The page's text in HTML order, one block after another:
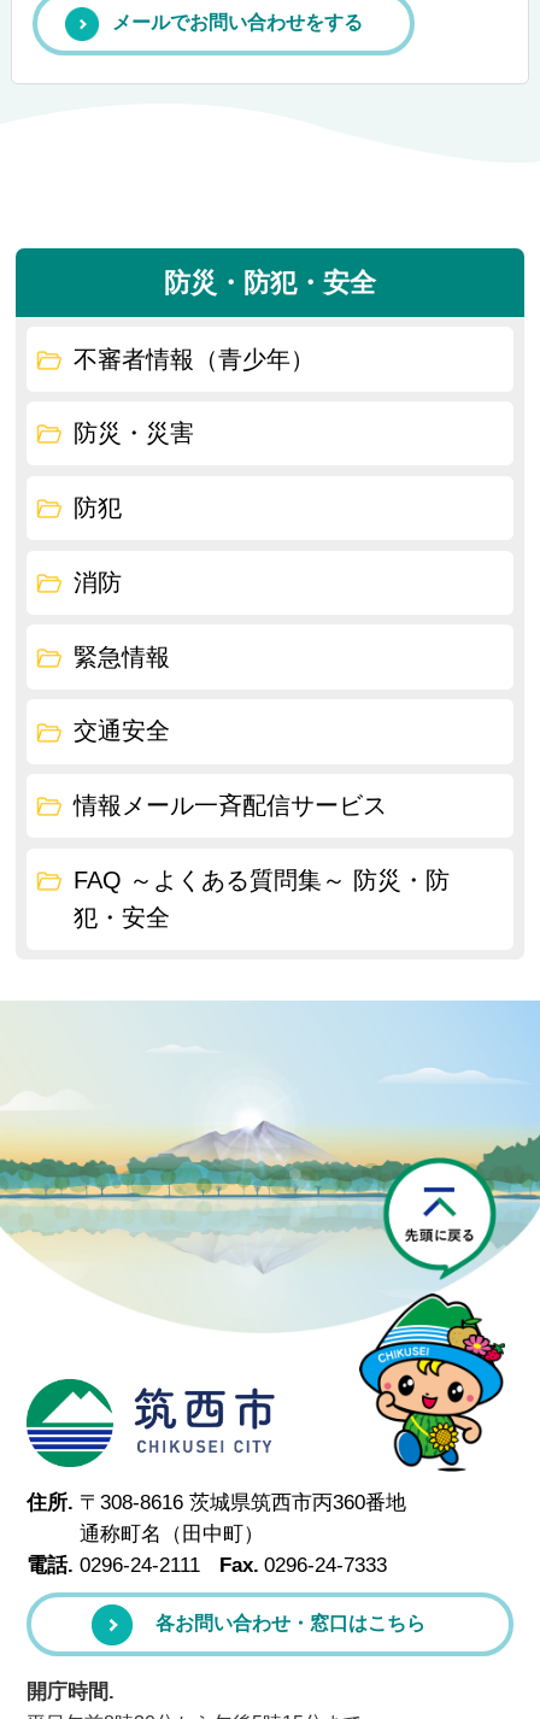
メールでお問い合わせをする
防災・防犯・安全
不審者情報（青少年）
防災・災害
防犯
消防
緊急情報
交通安全
情報メール一斉配信サービス
FAQ ～よくある質問集～ 防災・防
犯・安全
筑西市
住所. 〒308-8616 茨城県筑西市丙360番地
通称町名（田中町）
電話. 0296-24-2111 Fax. 0296-24-7333
各お問い合わせ・窓口はこちら
開庁時間.